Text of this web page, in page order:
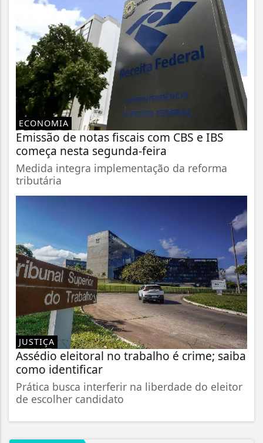
ECONOMIA
Emissão de notas fiscais com CBS e IBS
começa nesta segunda-feira
Medida integra implementação da reforma
tributária
JUSTIÇA
Assédio eleitoral no trabalho é crime; saiba
como identificar
Prática busca interferir na liberdade do eleitor
de escolher candidato